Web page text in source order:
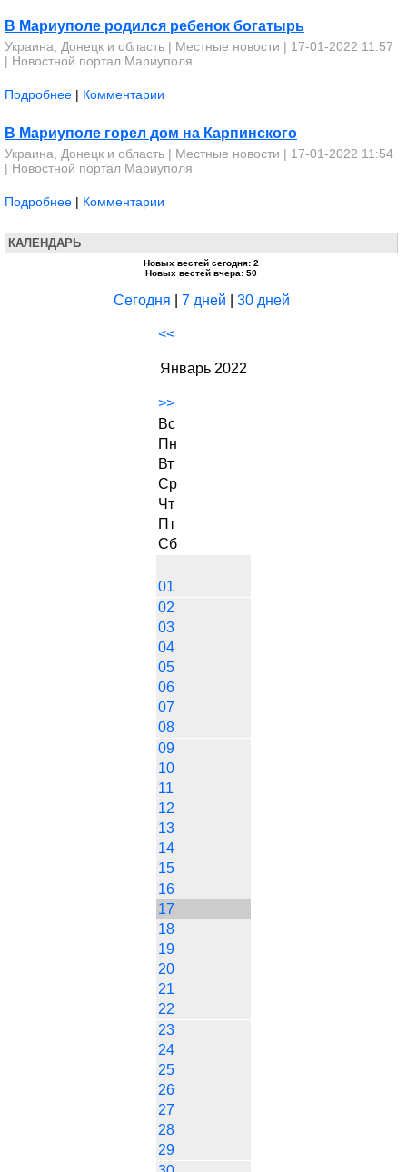
В Мариуполе родился ребенок богатырь
Украина, Донецк и область | Местные новости | 17-01-2022 11:57
| Новостной портал Мариуполя
Подробнее | Комментарии
В Мариуполе горел дом на Карпинского
Украина, Донецк и область | Местные новости | 17-01-2022 11:54
| Новостной портал Мариуполя
Подробнее | Комментарии
КАЛЕНДАРЬ
Новых вестей сегодня: 2
Новых вестей вчера: 50
Сегодня 7 дней 30 дней
<<
Январь 2022
>>
Вс
Пн
Вт
Ср
Чт
Пт
Сб
01
02
03
04
05
06
07
08
09
10
11
12
13
14
15
16
17
18
19
20
21
22
23
24
25
26
27
28
29